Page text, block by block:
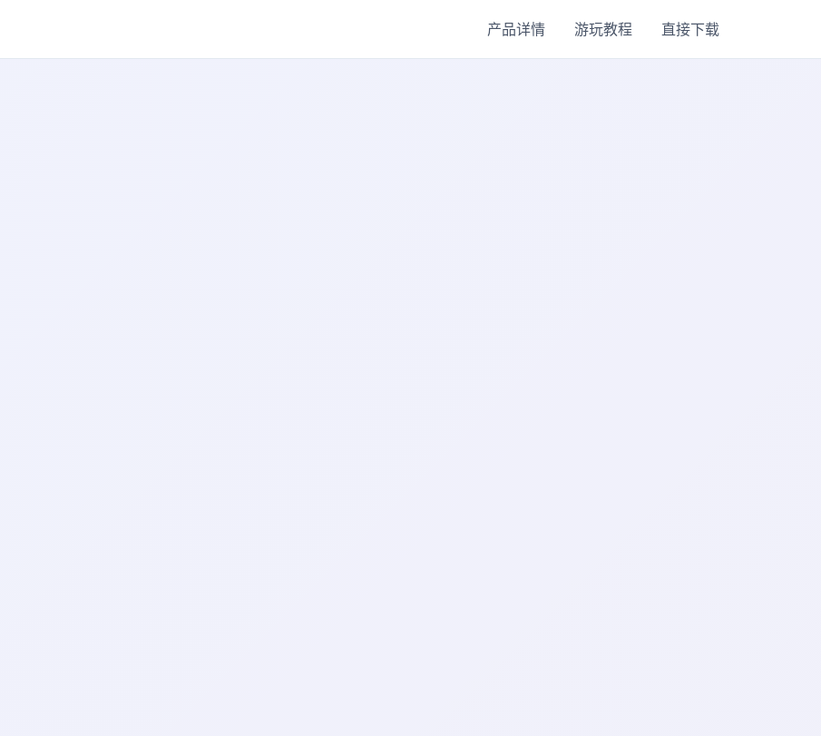
产品详情 游玩教程 直接下载